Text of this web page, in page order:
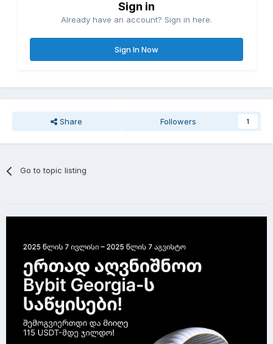
Sign in
Already have an account? Sign in here.
Sign In Now
Share Followers 1
Go to topic listing